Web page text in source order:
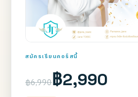
สมัครเรียนคอร์สนี้
฿6,990฿2,990